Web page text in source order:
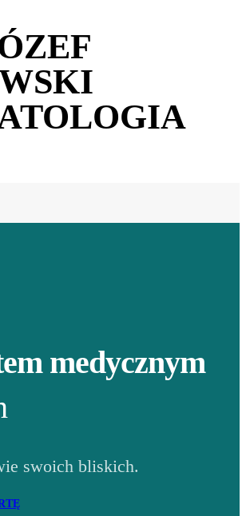
medycznym
swoich bliskich.